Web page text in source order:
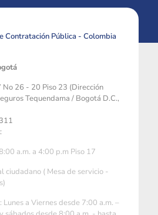
Contratación Pública - Colombia
No 26 - 20 Piso 23 (Dirección
Tequendama / Bogotá D.C.,
a.m. a 4:00 p.m Piso 17
ciudadano ( Mesa de servicio -
a Viernes desde 7:00 a.m. –